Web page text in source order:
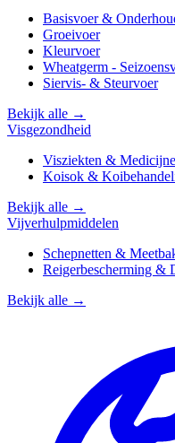
Basisvoer &
Groeivoer
Kleurvoer
Wheatgerm -
Siervis- & Steurvoer
Bekijk alle →
Visgezondheid
Visziekten &
Koisok &
Bekijk alle →
Vijverhulpmiddelen
Schepnetten &
Reigerbescherming &
Bekijk alle →